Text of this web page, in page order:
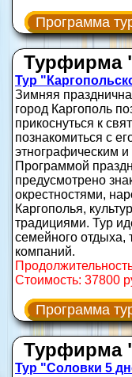
Программа
Турфирма
Тур
Зимняя
город Каргополь
прикоснуться к
познакомиться с
этнографическим
Программой
предусмотрено
окрестностями,
Каргополья,
традициями. Тур
семейного отдыха,
компаний.
Стоимость: 37800
Программа
Турфирма
Тур "Соловки 5